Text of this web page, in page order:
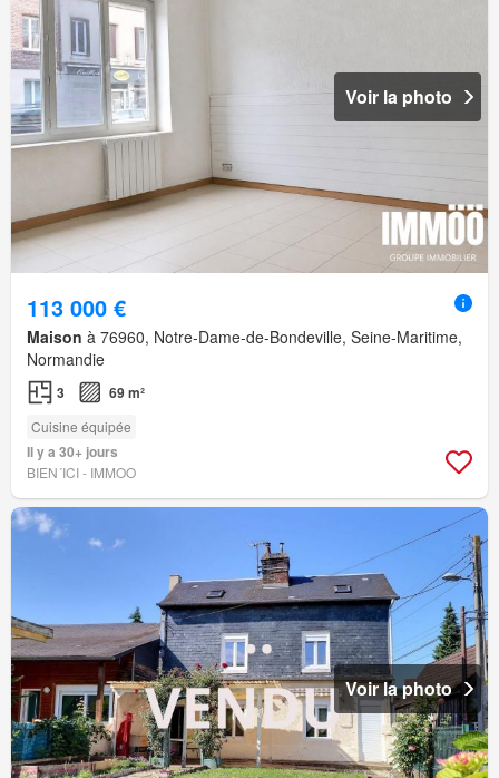
Voir la photo
113 000 €
Maison à 76960, Notre-Dame-de-Bondeville, Seine-Maritime,
Normandie
3 69 m²
Cuisine équipée
Il y a 30+ jours
BIEN´ICI - IMMOO
Voir la photo